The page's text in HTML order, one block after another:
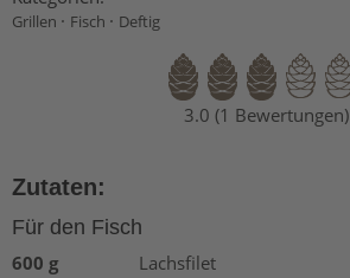
Grillen · Fisch · Deftig
3.0 (1 Bewertungen)
Zutaten:
Für den Fisch
600 g
Lachsfilet